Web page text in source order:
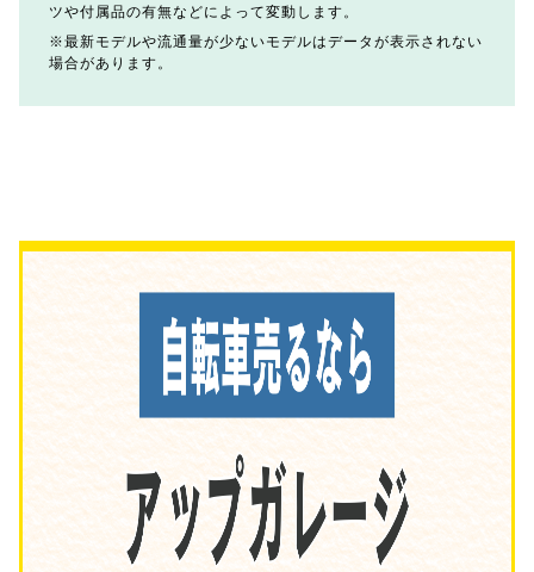
ツや付属品の有無などによって変動します。
最新モデルや流通量が少ないモデルはデータが表示されない
場合があります。